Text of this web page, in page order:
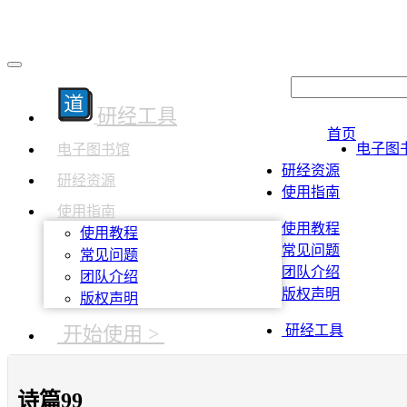
研经工具
电子图书馆
研经资源
使用指南
使用教程
常见问题
团队介绍
版权声明
开始使用 >
首页
电子图
研经资源
使用指南
使用教程
常见问题
团队介绍
版权声明
研经工具
诗篇99